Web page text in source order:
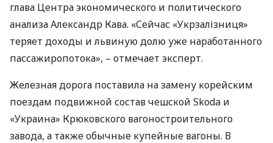
глава Центра экономического и политического
анализа Александр Кава. «Сейчас «Укрзалізниця»
теряет доходы и львиную долю уже наработанного
пассажиропотока», – отмечает эксперт.
Железная дорога поставила на замену корейским
поездам подвижной состав чешской Skoda и
«Украина» Крюковского вагоностроительного
завода, а также обычные купейные вагоны. В